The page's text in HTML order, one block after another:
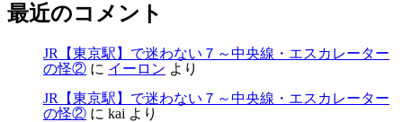
最近のコメント
JR【東京駅】で迷わない７～中央線・エスカレーター
の怪② に イーロン より
JR【東京駅】で迷わない７～中央線・エスカレーター
の怪② に kai より